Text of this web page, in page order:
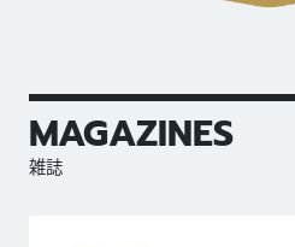
MAGAZINES
雑誌